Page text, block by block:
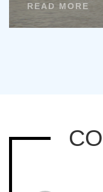
READ MORE